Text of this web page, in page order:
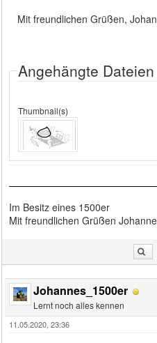
Mit freundlichen Grüßen,
Angehängte Dateien
Thumbnail(s)
Im Besitz eines 1500er
Mit freundlichen Grüßen
Johannes_1500er
Lernt noch alles kennen
11.05.2020, 23:36